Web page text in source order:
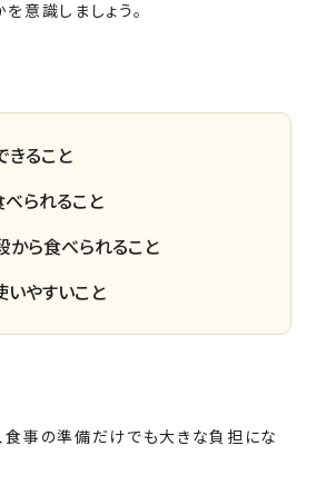
意識しましょう。
きること
られること
から食べられること
いやすいこと
食事の準備だけでも大きな負担にな